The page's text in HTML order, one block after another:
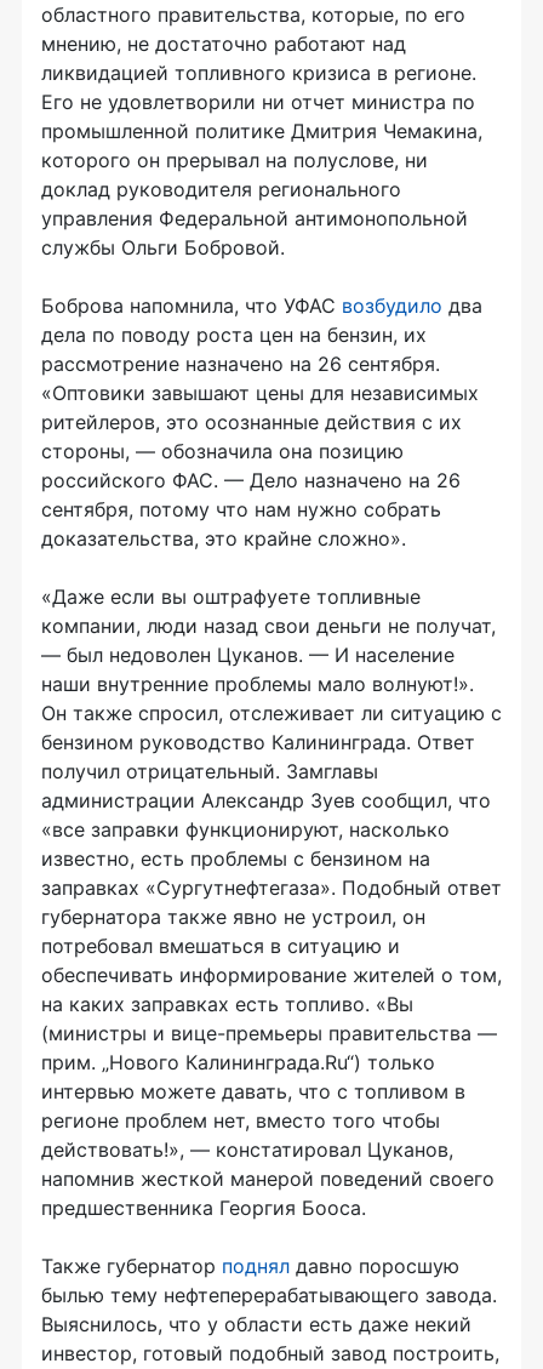
областного правительства, которые, по его
мнению, не достаточно работают над
ликвидацией топливного кризиса в регионе.
Его не удовлетворили ни отчет министра по
промышленной политике Дмитрия Чемакина,
которого он прерывал на полуслове, ни
доклад руководителя регионального
управления Федеральной антимонопольной
службы Ольги Бобровой.
Боброва напомнила, что УФАС возбудило два
дела по поводу роста цен на бензин, их
рассмотрение назначено на 26 сентября.
«Оптовики завышают цены для независимых
ритейлеров, это осознанные действия с их
стороны, — обозначила она позицию
российского ФАС. — Дело назначено на 26
сентября, потому что нам нужно собрать
доказательства, это крайне сложно».
«Даже если вы оштрафуете топливные
компании, люди назад свои деньги не получат,
— был недоволен Цуканов. — И население
наши внутренние проблемы мало волнуют!».
Он также спросил, отслеживает ли ситуацию с
бензином руководство Калининграда. Ответ
получил отрицательный. Замглавы
администрации Александр Зуев сообщил, что
«все заправки функционируют, насколько
известно, есть проблемы с бензином на
заправках «Сургутнефтегаза». Подобный ответ
губернатора также явно не устроил, он
потребовал вмешаться в ситуацию и
обеспечивать информирование жителей о том,
на каких заправках есть топливо. «Вы
(министры и вице-премьеры правительства —
прим. „Нового Калининграда.Ru“) только
интервью можете давать, что с топливом в
регионе проблем нет, вместо того чтобы
действовать!», — констатировал Цуканов,
напомнив жесткой манерой поведений своего
предшественника Георгия Бооса.
Также губернатор поднял давно поросшую
былью тему нефтеперерабатывающего завода.
Выяснилось, что у области есть даже некий
инвестор, готовый подобный завод построить,